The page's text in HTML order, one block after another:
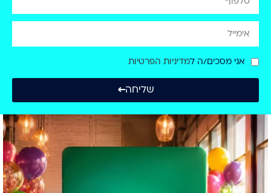
אני מסכים/ה למדיניות הפרטיות
שליחה